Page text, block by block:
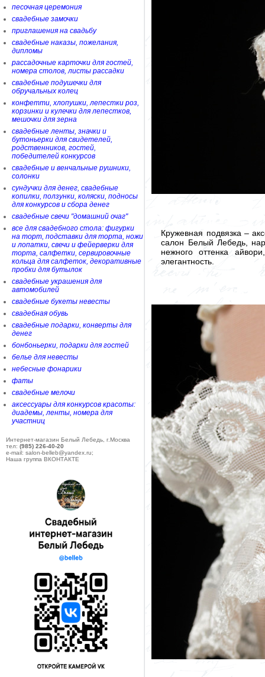
песочная церемония
свадебные замочки
приглашения на свадьбу
свадебные наказы, пожелания,
дипломы
рассадочные карточки для гостей,
номера столов, листы рассадки
свадебные подушечки для
обручальных колец
конфетти, хлопушки, лепестки роз,
корзинки и кулечки для лепестков,
мешочки для зерна
свадебные ленты, значки и
бутоньерки для свидетелей,
родственников, гостей,
победителей конкурсов
свадебные и венчальные рушники,
солонки
сундучки для денег, свадебные
копилки, ползунки, коляски, подносы
для конкурсов и сбора денег
свадебные свечи "домашний очаг"
все для свадебного стола: фигурки
на торт, подставки для торта, ножи
и лопатки, свечи и фейерверки для
торта, салфетки, сервировочные
кольца для салфеток, декоративные
пробки для бутылок
свадебные украшения для
автомобилей
свадебные букеты невесты
свадебная обувь
свадебные подарки, конверты для
денег
бонбоньерки, подарки для гостей
белье для невесты
небесные фонарики
фаты
свадебные мелочи
аксессуары для конкурсов красоты:
диадемы, ленты, номера для
участниц
Интернет-магазин Белый Лебедь, г.Москва
тел: (985) 226-40-20
e-mail: salon-belleb@yandex.ru;
Наша группа ВКОНТАКТЕ
Кружевная подвязка –
салон Белый Лебедь,
нежного оттенка
элегантность.